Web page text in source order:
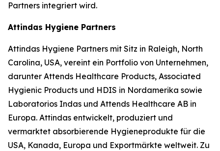
Partners integriert wird.
Attindas Hygiene Partners
Attindas Hygiene Partners mit Sitz in Raleigh, North
Carolina, USA, vereint ein Portfolio von Unternehmen,
darunter Attends Healthcare Products, Associated
Hygienic Products und HDIS in Nordamerika sowie
Laboratorios Indas und Attends Healthcare AB in
Europa. Attindas entwickelt, produziert und
vermarktet absorbierende Hygieneprodukte für die
USA, Kanada, Europa und Exportmärkte weltweit. Zu